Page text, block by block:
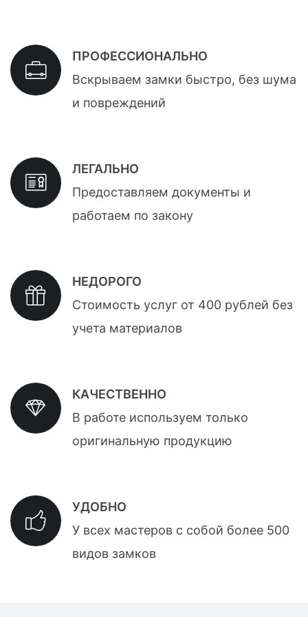
ПРОФЕССИОНАЛЬНО
Вскрываем замки быстро, без шума
и повреждений
ЛЕГАЛЬНО
Предоставляем документы и
работаем по закону
НЕДОРОГО
Стоимость услуг от 400 рублей без
учета материалов
КАЧЕСТВЕННО
В работе используем только
оригинальную продукцию
УДОБНО
У всех мастеров с собой более 500
видов замков